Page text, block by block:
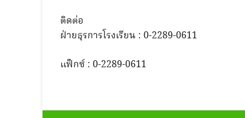
ติดต่อ
ฝ่ายธุรการโรงเรียน : 0-2289-0611
แฟ็กซ์ : 0-2289-0611